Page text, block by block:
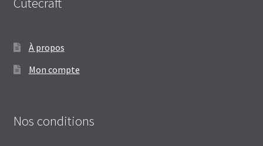
À propos
Mon compte
Nos conditions